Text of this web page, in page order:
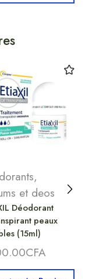
,
et deos
Déodorant
peaux
(15ml)
CFA